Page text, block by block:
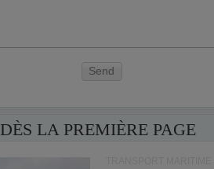
Send
DÈS LA PREMIÈRE PAGE